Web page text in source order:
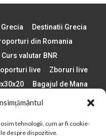
tehnologii, cum ar fi cookie-
despre dispozitive.
Destinatii Grecia
din Romania
Curs valutar BNR
live
Zboruri live
Bagajul de Mana
bune telefoane
Romania 2025